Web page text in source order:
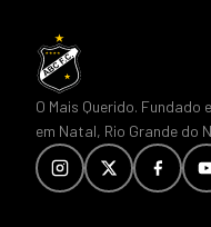
O Mais Querido. Fundado
em Natal, Rio Grande do